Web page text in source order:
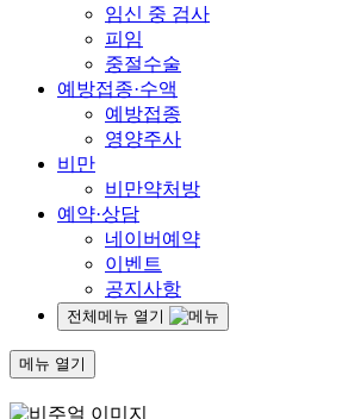
임신 중 검사
피임
중절수술
예방접종·수액
예방접종
영양주사
비만
비만약처방
예약·상담
네이버예약
이벤트
공지사항
전체메뉴 열기
메뉴 열기